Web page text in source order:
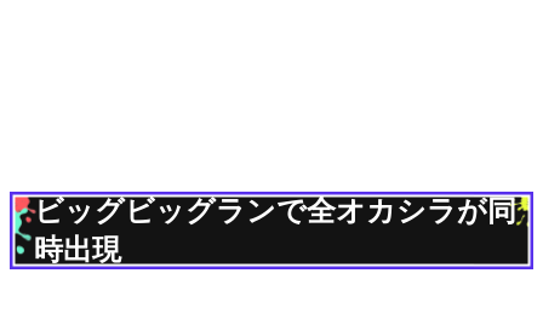
ビッグビッグランで全オカシラが同
時出現